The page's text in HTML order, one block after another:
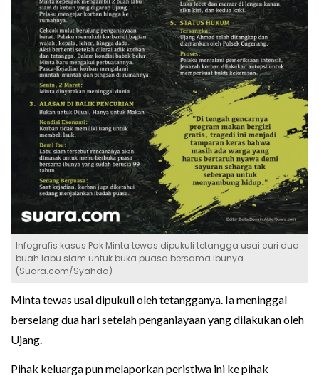
Infografis kasus Pak Minta tewas dipukuli tetangga usai curi dua
buah labu siam untuk buka puasa bersama ibunya.
(Suara.com/Syahda)
Minta tewas usai dipukuli oleh tetangganya. Ia meninggal
berselang dua hari setelah penganiayaan yang dilakukan oleh
Ujang.
Pihak keluarga pun melaporkan peristiwa ini ke pihak